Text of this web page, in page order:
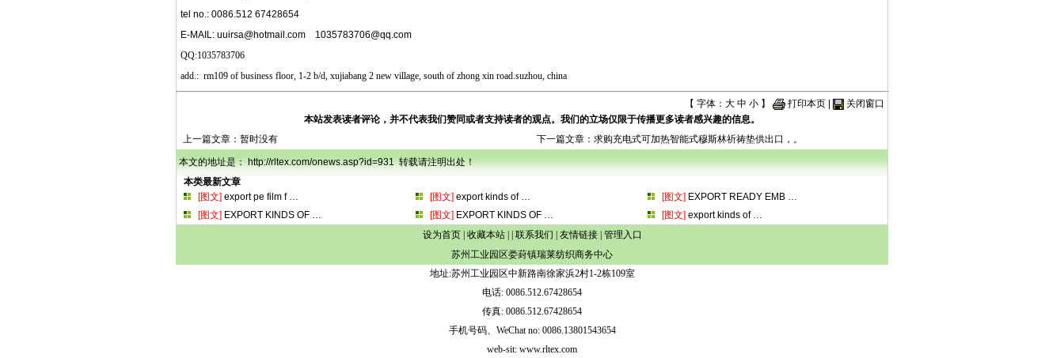
tel no.: 0086.512 67428654
E-MAIL: uuirsa@hotmail.com
1035783706@qq.com
QQ:1035783706
add.: rm109 of business floor, 1-2 b/d, xujiabang 2 new village, south of zhong xin road.suzhou, china
【 字体： 大 中 小】 打印本页|
关闭窗口
本站发表读者评论，并不代表我们赞同或者支持读者的观点。我们的立场仅限于传播更多读者感兴趣的信息。
上一篇文章：暂时没有
下一篇文章： 求购充电式可加热智能式穆斯林祈祷垫供出口，。
本文的地址是： http://rltex.com/onews.asp?id=931 转载请注明出处！
本类最新文章
[图文] export pe film f… [图文] export kinds of … [图文] EXPORT READY EMB …
[图文] EXPORT KINDS OF … [图文] EXPORT KINDS OF … [图文] export kinds of …
设为首页| 收藏本站| | 联系我们 友情链接| 管理入口
苏州工业园区娄葑镇瑞莱纺织商务中心
地址:苏州工业园区中新路南徐家浜2村1-2栋109室
电话: 0086.512.67428654
传真: 0086.512.67428654
手机号码、WeChat no: 0086.13801543654
web-sit: www.rltex.com